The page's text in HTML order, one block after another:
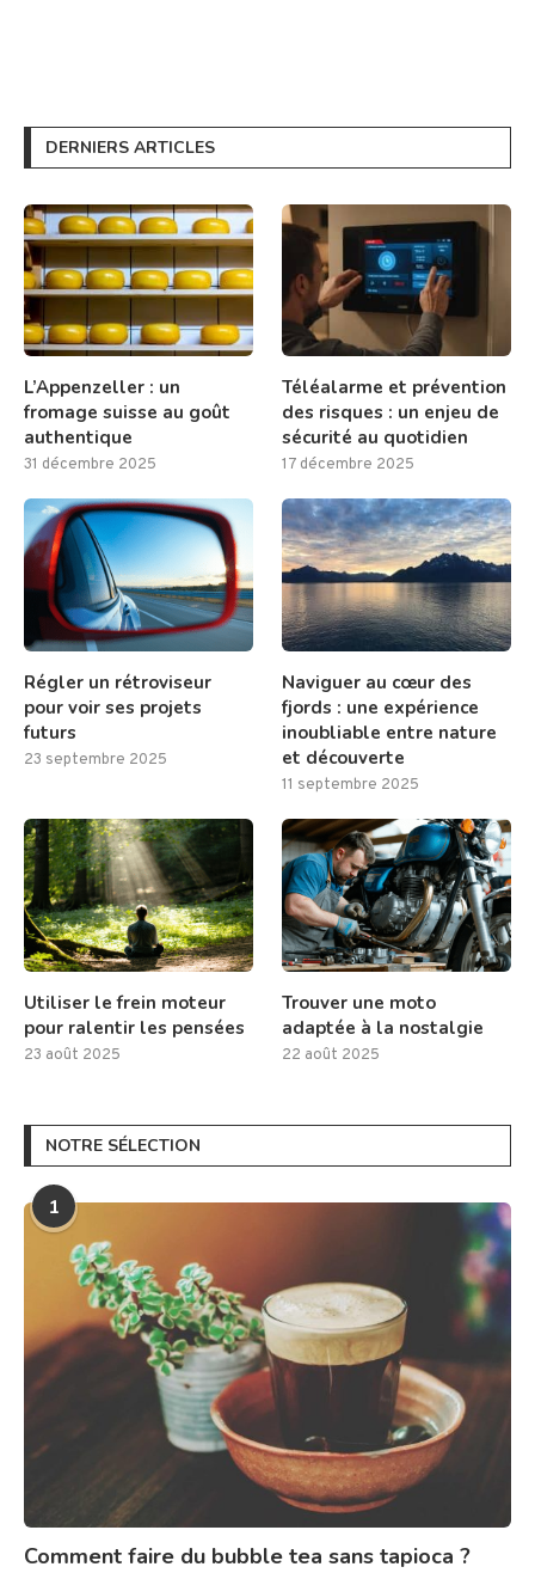
DERNIERS ARTICLES
L’Appenzeller : un
fromage suisse au goût
authentique
31 décembre 2025
Téléalarme et prévention
des risques : un enjeu de
sécurité au quotidien
17 décembre 2025
Régler un rétroviseur
pour voir ses projets
futurs
23 septembre 2025
Naviguer au cœur des
fjords : une expérience
inoubliable entre nature
et découverte
11 septembre 2025
Utiliser le frein moteur
pour ralentir les pensées
23 août 2025
Trouver une moto
adaptée à la nostalgie
22 août 2025
NOTRE SÉLECTION
1
Comment faire du bubble tea sans tapioca ?